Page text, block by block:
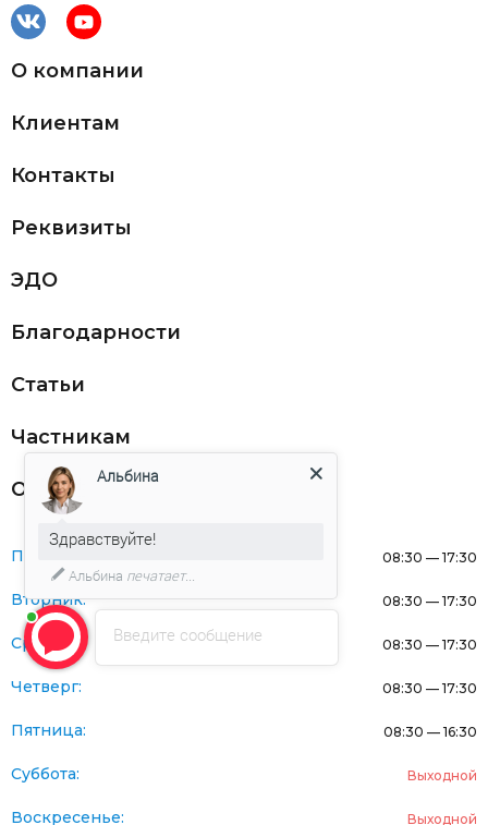
О компании
Клиентам
Контакты
Реквизиты
ЭДО
Благодарности
Статьи
Частникам
Оферта
Понедельник: 08:30 — 17:30
Вторник: 08:30 — 17:30
Среда: 08:30 — 17:30
Четверг: 08:30 — 17:30
Пятница: 08:30 — 16:30
Суббота: Выходной
Воскресенье: Выходной
Введите сообщение
Альбина
Здравствуйте!
Альбина печатает...